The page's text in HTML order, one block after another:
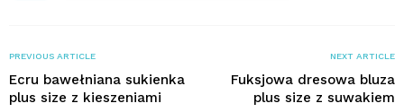
PREVIOUS ARTICLE
Ecru bawełniana sukienka
plus size z kieszeniami
NEXT ARTICLE
Fuksjowa dresowa bluza
plus size z suwakiem